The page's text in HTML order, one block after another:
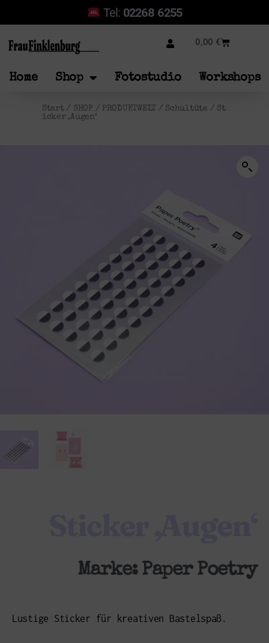
Tel: 02268 6255
0,00 €
Home Shop Fotostudio Workshops
Start/ SHOP / PRODUKTWELT / Schultüte / St
icker ‚Augen‘
Marke: Paper Poetry
Lustige Sticker für kreativen Bastelspaß.